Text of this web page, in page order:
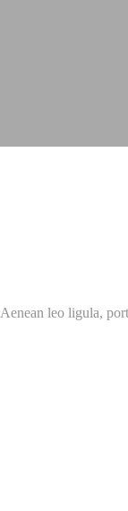
Aenean leo ligula,